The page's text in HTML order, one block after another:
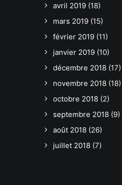
avril 2019 (18)
mars 2019 (15)
février 2019 (11)
janvier 2019 (10)
décembre 2018 (17)
novembre 2018 (18)
octobre 2018 (2)
septembre 2018 (9)
août 2018 (26)
juillet 2018 (7)